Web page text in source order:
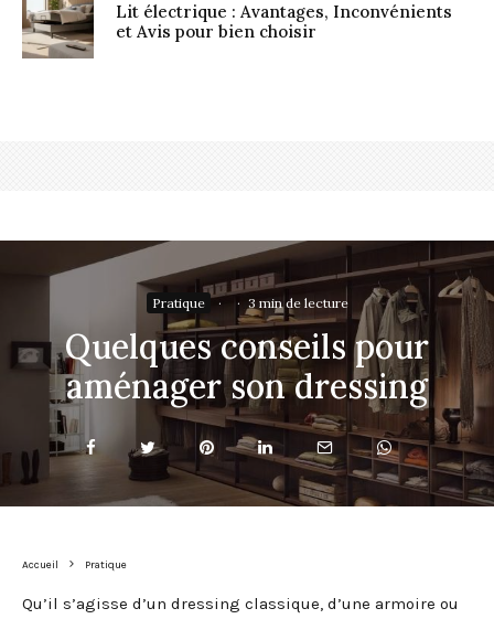
Lit électrique : Avantages, Inconvénients
et Avis pour bien choisir
Pratique · · 3 min de lecture
Quelques conseils pour
aménager son dressing
Accueil Pratique
Qu’il s’agisse d’un dressing classique, d’une armoire ou